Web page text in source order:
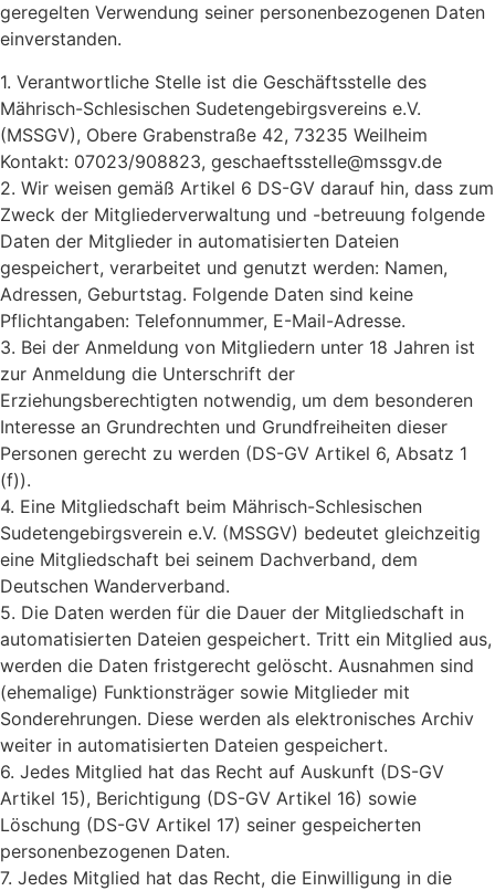
geregelten Verwendung seiner personenbezogenen Daten
einverstanden.
1. Verantwortliche Stelle ist die Geschäftsstelle des
Mährisch-Schlesischen Sudetengebirgsvereins e.V.
(MSSGV), Obere Grabenstraße 42, 73235 Weilheim
Kontakt: 07023/908823, geschaeftsstelle@mssgv.de
2. Wir weisen gemäß Artikel 6 DS-GV darauf hin, dass zum
Zweck der Mitgliederverwaltung und -betreuung folgende
Daten der Mitglieder in automatisierten Dateien
gespeichert, verarbeitet und genutzt werden: Namen,
Adressen, Geburtstag. Folgende Daten sind keine
Pflichtangaben: Telefonnummer, E-Mail-Adresse.
3. Bei der Anmeldung von Mitgliedern unter 18 Jahren ist
zur Anmeldung die Unterschrift der
Erziehungsberechtigten notwendig, um dem besonderen
Interesse an Grundrechten und Grundfreiheiten dieser
Personen gerecht zu werden (DS-GV Artikel 6, Absatz 1
(f)).
4. Eine Mitgliedschaft beim Mährisch-Schlesischen
Sudetengebirgsverein e.V. (MSSGV) bedeutet gleichzeitig
eine Mitgliedschaft bei seinem Dachverband, dem
Deutschen Wanderverband.
5. Die Daten werden für die Dauer der Mitgliedschaft in
automatisierten Dateien gespeichert. Tritt ein Mitglied aus,
werden die Daten fristgerecht gelöscht. Ausnahmen sind
(ehemalige) Funktionsträger sowie Mitglieder mit
Sonderehrungen. Diese werden als elektronisches Archiv
weiter in automatisierten Dateien gespeichert.
6. Jedes Mitglied hat das Recht auf Auskunft (DS-GV
Artikel 15), Berichtigung (DS-GV Artikel 16) sowie
Löschung (DS-GV Artikel 17) seiner gespeicherten
personenbezogenen Daten.
7. Jedes Mitglied hat das Recht, die Einwilligung in die